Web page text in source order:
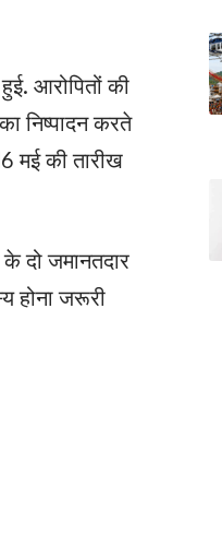
आरोपितों की
निष्पादन करते
मई की तारीख
दो जमानतदार
होना जरूरी